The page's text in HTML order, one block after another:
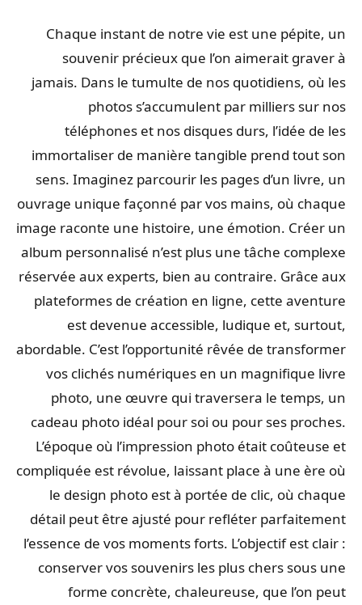
Chaque instant de notre vie est une pépite, un
souvenir précieux que l’on aimerait graver à
jamais. Dans le tumulte de nos quotidiens, où les
photos s’accumulent par milliers sur nos
téléphones et nos disques durs, l’idée de les
immortaliser de manière tangible prend tout son
sens. Imaginez parcourir les pages d’un livre, un
ouvrage unique façonné par vos mains, où chaque
image raconte une histoire, une émotion. Créer un
album personnalisé n’est plus une tâche complexe
réservée aux experts, bien au contraire. Grâce aux
plateformes de création en ligne, cette aventure
est devenue accessible, ludique et, surtout,
abordable. C’est l’opportunité rêvée de transformer
vos clichés numériques en un magnifique livre
photo, une œuvre qui traversera le temps, un
cadeau photo idéal pour soi ou pour ses proches.
L’époque où l’impression photo était coûteuse et
compliquée est révolue, laissant place à une ère où
le design photo est à portée de clic, où chaque
détail peut être ajusté pour refléter parfaitement
l’essence de vos moments forts. L’objectif est clair :
conserver vos souvenirs les plus chers sous une
forme concrète, chaleureuse, que l’on peut